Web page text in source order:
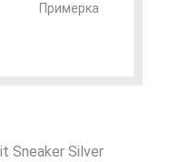
Примерка
Sneaker Silver